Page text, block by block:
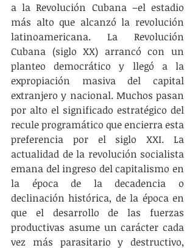
a la Revolución Cubana –el estadio
más alto que alcanzó la revolución
latinoamericana. La Revolución
Cubana (siglo XX) arrancó con un
planteo democrático y llegó a la
expropiación masiva del capital
extranjero y nacional. Muchos pasan
por alto el significado estratégico del
recule programático que encierra esta
preferencia por el siglo XXI. La
actualidad de la revolución socialista
emana del ingreso del capitalismo en
la época de la decadencia o
declinación histórica, de la época en
que el desarrollo de las fuerzas
productivas asume un carácter cada
vez más parasitario y destructivo,